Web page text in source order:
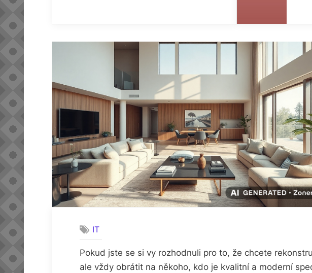
IT
Pokud jste se si vy rozhodnuli pro to, že chcete
ale vždy obrátit na někoho, kdo je kvalitní a moderní